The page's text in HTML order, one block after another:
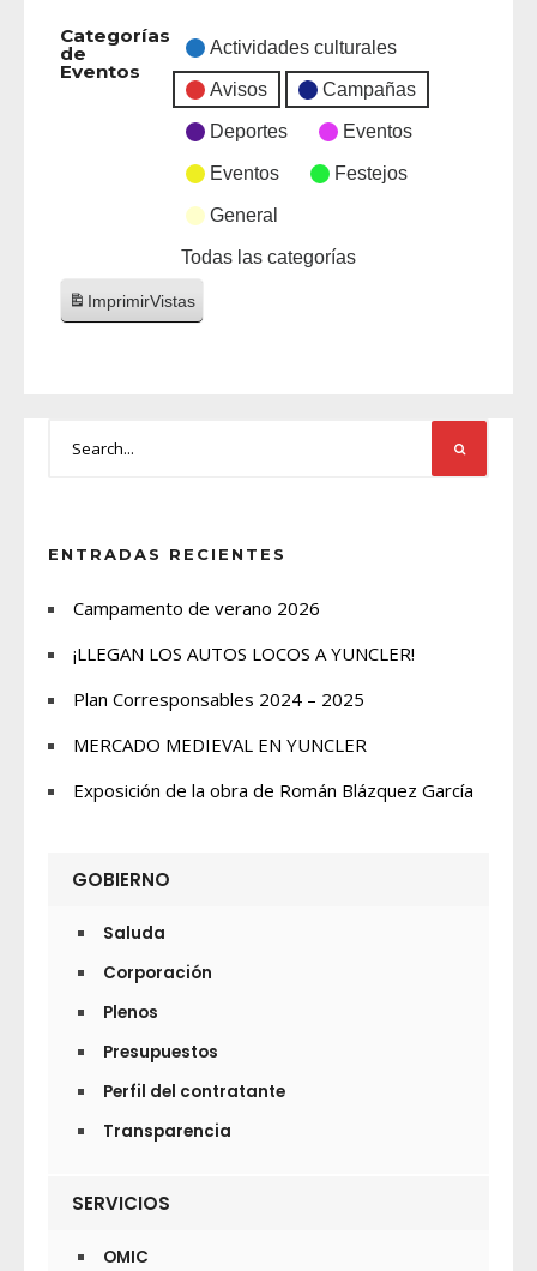
Categorías
de
Eventos
Actividades culturales
Avisos Campañas
Deportes Eventos
Eventos Festejos
General
Todas las categorías
ImprimirVistas
ENTRADAS RECIENTES
Campamento de verano 2026
¡LLEGAN LOS AUTOS LOCOS A YUNCLER!
Plan Corresponsables 2024 – 2025
MERCADO MEDIEVAL EN YUNCLER
Exposición de la obra de Román Blázquez García
GOBIERNO
Saluda
Corporación
Plenos
Presupuestos
Perfil del contratante
Transparencia
SERVICIOS
OMIC